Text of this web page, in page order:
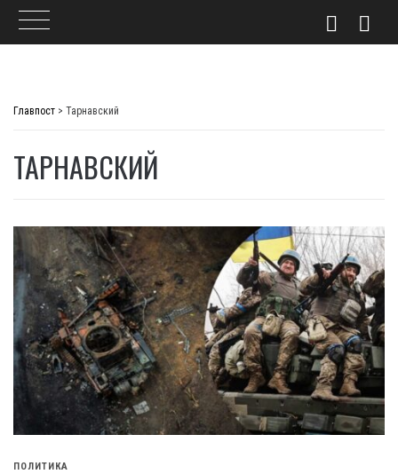
Главпост > Тарнавский
ТАРНАВСКИЙ
ПОЛИТИКА